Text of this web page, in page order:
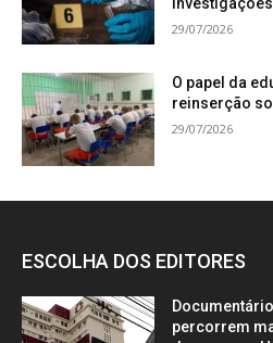
29/07/2026
O papel da
reinserção
29/07/2026
ESCOLHA DOS EDITORES
percorrem